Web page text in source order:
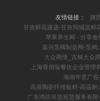
友情链接：
陕
甘孜鲜花速递-甘孜同城送鲜
苹果养生网 - 分享
嘉兴泵阀制造网-泵阀
大众商情_吉林大众
上海香倒翁餐饮企业管理
海南年意广告
高港陶瓷纤维板材-高温
广东鸿弦吊篮租赁服务有限